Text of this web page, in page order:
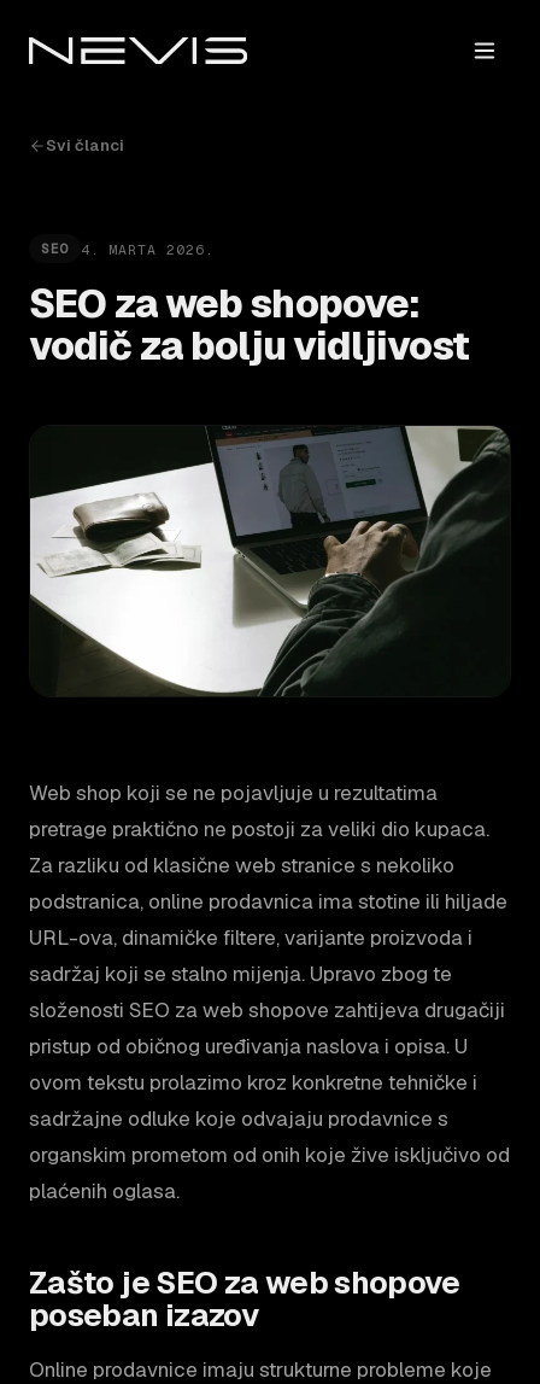
Svi članci
SEO 4. MARTA 2026.
SEO za web shopove:
vodič za bolju vidljivost
Web shop koji se ne pojavljuje u rezultatima
pretrage praktično ne postoji za veliki dio kupaca.
Za razliku od klasične web stranice s nekoliko
podstranica, online prodavnica ima stotine ili hiljade
URL-ova, dinamičke filtere, varijante proizvoda i
sadržaj koji se stalno mijenja. Upravo zbog te
složenosti SEO za web shopove zahtijeva drugačiji
pristup od običnog uređivanja naslova i opisa. U
ovom tekstu prolazimo kroz konkretne tehničke i
sadržajne odluke koje odvajaju prodavnice s
organskim prometom od onih koje žive isključivo od
plaćenih oglasa.
Zašto je SEO za web shopove
poseban izazov
Online prodavnice imaju strukturne probleme koje